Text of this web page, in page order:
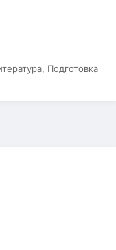
Подготовка